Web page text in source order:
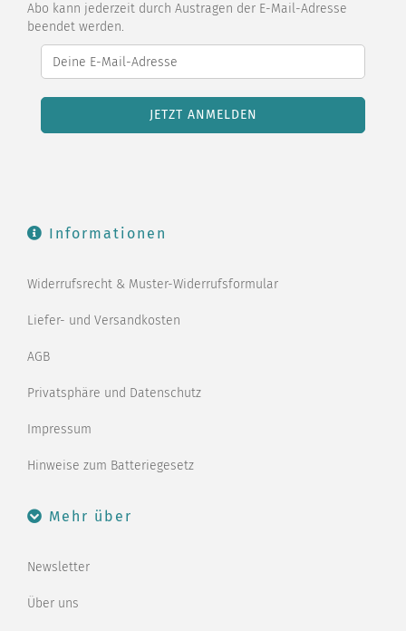
Abo kann jederzeit durch Austragen der E-Mail-Adresse
beendet werden.
Informationen
Widerrufsrecht & Muster-Widerrufsformular
Liefer- und Versandkosten
AGB
Privatsphäre und Datenschutz
Impressum
Hinweise zum Batteriegesetz
Mehr über
Newsletter
Über uns